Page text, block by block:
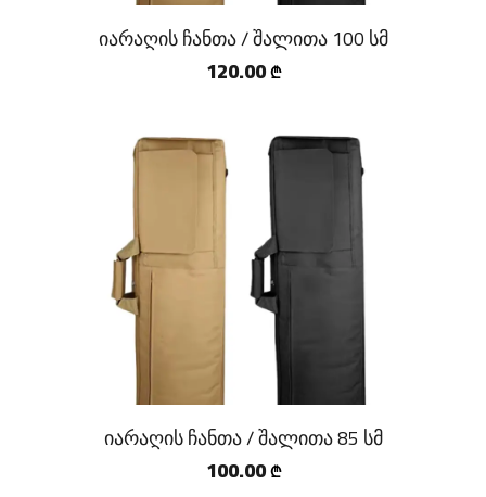
იარაღის ჩანთა / შალითა 100 სმ
120.00 ₾
იარაღის ჩანთა / შალითა 85 სმ
100.00 ₾